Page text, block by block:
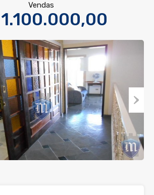
Vendas
Next